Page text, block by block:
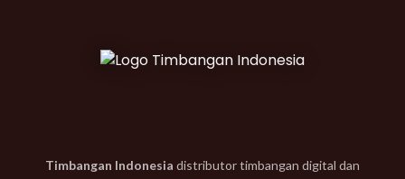
Timbangan Indonesia distributor timbangan digital dan